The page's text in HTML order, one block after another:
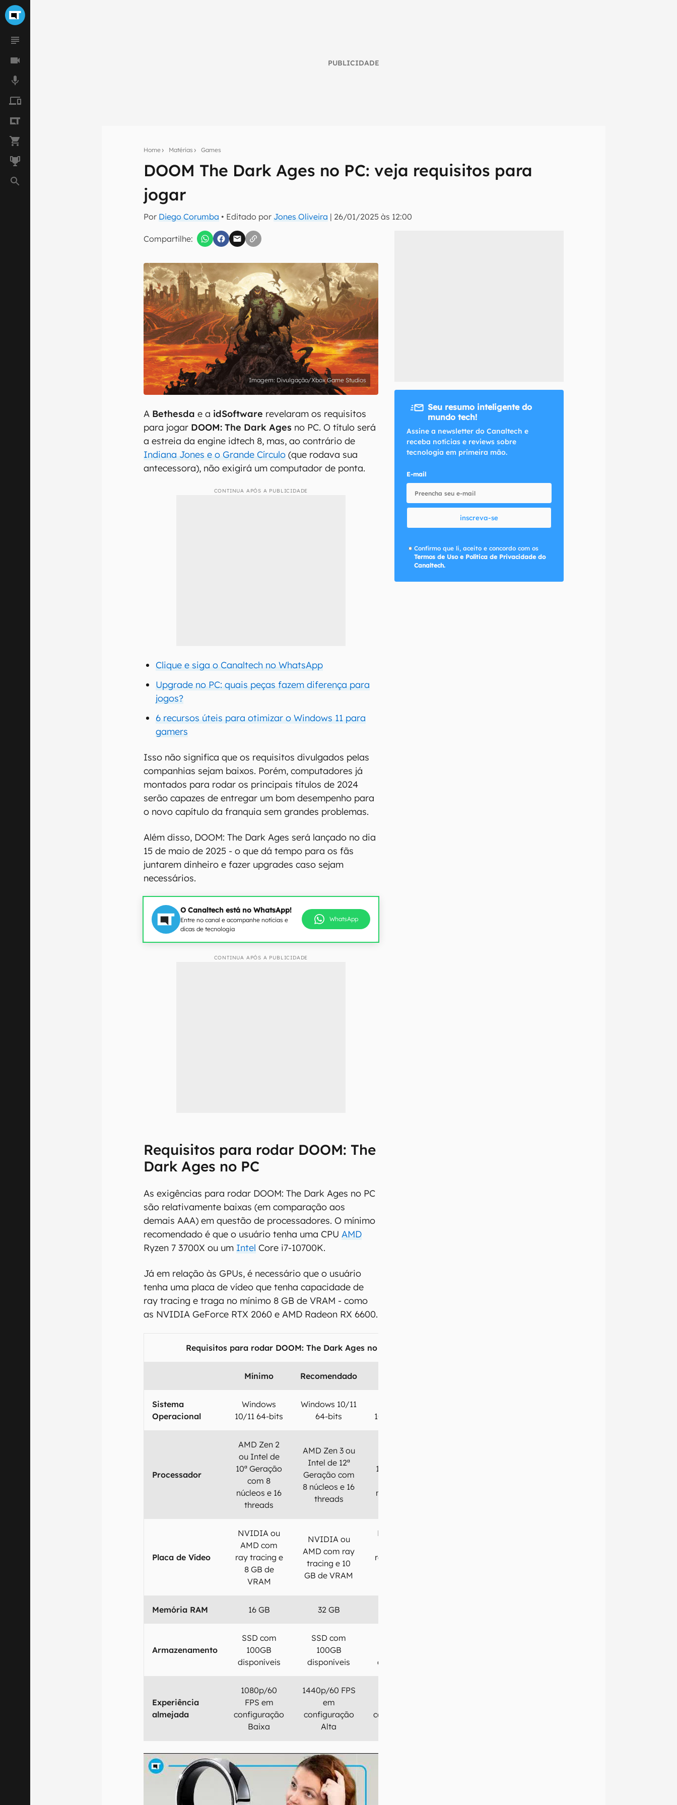
PUBLICIDADE
Home Matérias Games
DOOM The Dark Ages no PC: veja requisitos para
jogar
Por Diego Corumba • Editado por Jones Oliveira | 26/01/2025 às 12:00
Compartilhe:
Seu resumo inteligente do mundo tech!
Assine a newsletter do Canaltech e receba notícias e reviews sobre tecnologia em primeira
inscreva-se
Confirmo que li, aceito e concordo com os Termos de Uso e Política de Privacidade do Canaltech.
Divulgação/Xbox Game Studios
A Bethesda e a idSoftware revelaram os requisitos
para jogar DOOM: The Dark Ages no PC. O título será
a estreia da engine idtech 8, mas, ao contrário de
Indiana Jones e o Grande Círculo (que rodava sua
antecessora), não exigirá um computador de ponta.
CONTINUA APÓS A PUBLICIDADE
Clique e siga o Canaltech no WhatsApp
Upgrade no PC: quais peças fazem diferença para
jogos?
6 recursos úteis para otimizar o Windows 11 para
gamers
Isso não significa que os requisitos divulgados pelas
companhias sejam baixos. Porém, computadores já
montados para rodar os principais títulos de 2024
serão capazes de entregar um bom desempenho para
o novo capítulo da franquia sem grandes problemas.
Além disso, DOOM: The Dark Ages será lançado no dia
15 de maio de 2025 - o que dá tempo para os fãs
juntarem dinheiro e fazer upgrades caso sejam
necessários.
O Canaltech está no WhatsApp!
Entre no canal e acompanhe notícias e
dicas de tecnologia
WhatsApp
CONTINUA APÓS A PUBLICIDADE
Requisitos para rodar DOOM: The
Dark Ages no PC
As exigências para rodar DOOM: The Dark Ages no PC
são relativamente baixas (em comparação aos
demais AAA) em questão de processadores. O mínimo
recomendado é que o usuário tenha uma CPUAMD
Ryzen 7 3700X ou um Intel Core i7-10700K.
Já em relação às GPUs, é necessário que o usuário
tenha uma placa de vídeo que tenha capacidade de
ray tracing e traga no mínimo 8 GB de VRAM - como
as NVIDIA GeForce RTX 2060 e AMD Radeon RX 6600.
Requisitos para rodar DOOM: The Dark Ages no PC
Mínimo Recomendado
Sistema
Operacional
Windows
10/11 64-bits
Windows 10/11
64-bits
10/11 64-bits
Processador
AMD Zen 2
ou Intel de
10ª Geração
com 8
núcleos e 16
threads
AMD Zen 3 ou
Intel de 12ª
Geração com
8 núcleos e 16
threads
12ª Geração
núcleos e 16
Placa de Vídeo
NVIDIA ou
AMD com
ray tracing e
8 GB de
VRAM
NVIDIA ou
AMD com ray
tracing e 10
GB de VRAM
NVIDIA ou
ray tracing e
Memória RAM 16 GB 32 GB
Armazenamento
SSD com
100GB
disponíveis
SSD com
100GB
disponíveis
disponíveis
Experiência
almejada
1080p/60
FPS em
configuração
Baixa
1440p/60 FPS
em
configuração
Alta
configuração
Seu resumo inteligente do
mundo tech!
Assine a newsletter do Canaltech e
receba notícias e reviews sobre
tecnologia em primeira mão.
E-mail
inscreva-se
Confirmo que li, aceito e concordo com os
Termos de Uso e Política de Privacidade do
Canaltech.